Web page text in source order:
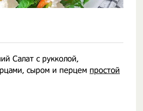
Салат с рукколой,
сыром и перцем простой